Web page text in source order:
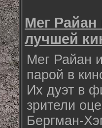
Мег
лучшей
Мег Райан
парой в
Их дуэт в
зрители
Бергман-